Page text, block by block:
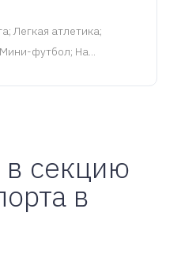
; Легкая атлетика;
футбол; На...
в секцию
в